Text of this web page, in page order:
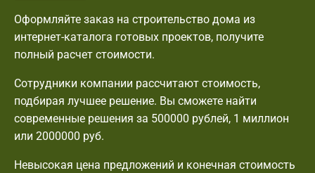
Оформляйте заказ на строительство дома из
интернет-каталога готовых проектов, получите
полный расчет стоимости.
Сотрудники компании рассчитают стоимость,
подбирая лучшее решение. Вы сможете найти
современные решения за 500000 рублей, 1 миллион
или 2000000 руб.
Невысокая цена предложений и конечная стоимость